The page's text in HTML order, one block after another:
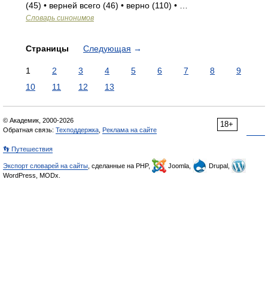
(45) • верней всего (46) • верно (110) • …
Словарь синонимов
Страницы Следующая →
1 2 3 4 5 6 7 8
9
10
11 12 13
18+
© Академик, 2000-2026
Обратная связь: Техподдержка Реклама на сайте
👣 Путешествия
Экспорт словарей на сайты , сделанные на PHP, Joomla,
Drupal,
WordPress, MODx.